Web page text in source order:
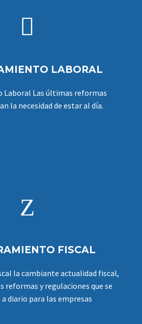


LABORAL
Laboral Las últimas reformas
la necesidad de estar al día.
Z
Z
FISCAL
la cambiante actualidad fiscal,
reformas y regulaciones que se
diario para las empresas